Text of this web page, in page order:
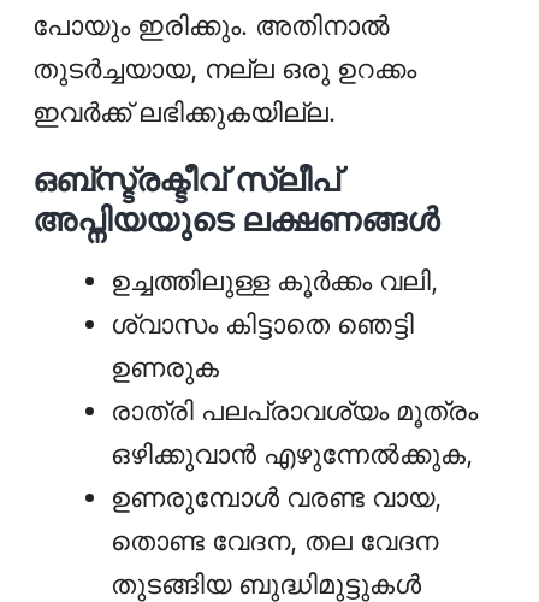
പോയും ഇരിക്കും. അതിനാൽ
തുടർച്ചയായ, നല്ല ഒരു ഉറക്കം
ഇവർക്ക് ലഭിക്കുകയില്ല.
ഒബ്സ്ട്രക്ടീവ് സ്ലീപ്
അപ്നിയയുടെ ലക്ഷണങ്ങൾ
ഉച്ചത്തിലുള്ള കൂർക്കം വലി,
ശ്വാസം കിട്ടാതെ ഞെട്ടി
ഉണരുക
രാത്രി പലപ്രാവശ്യം മൂത്രം
ഒഴിക്കുവാന്‍ എഴുന്നേല്‍ക്കുക,
ഉണരുമ്പോൾ വരണ്ട വായ,
തൊണ്ട വേദന, തല വേദന
തുടങ്ങിയ ബുദ്ധിമുട്ടുകൾ